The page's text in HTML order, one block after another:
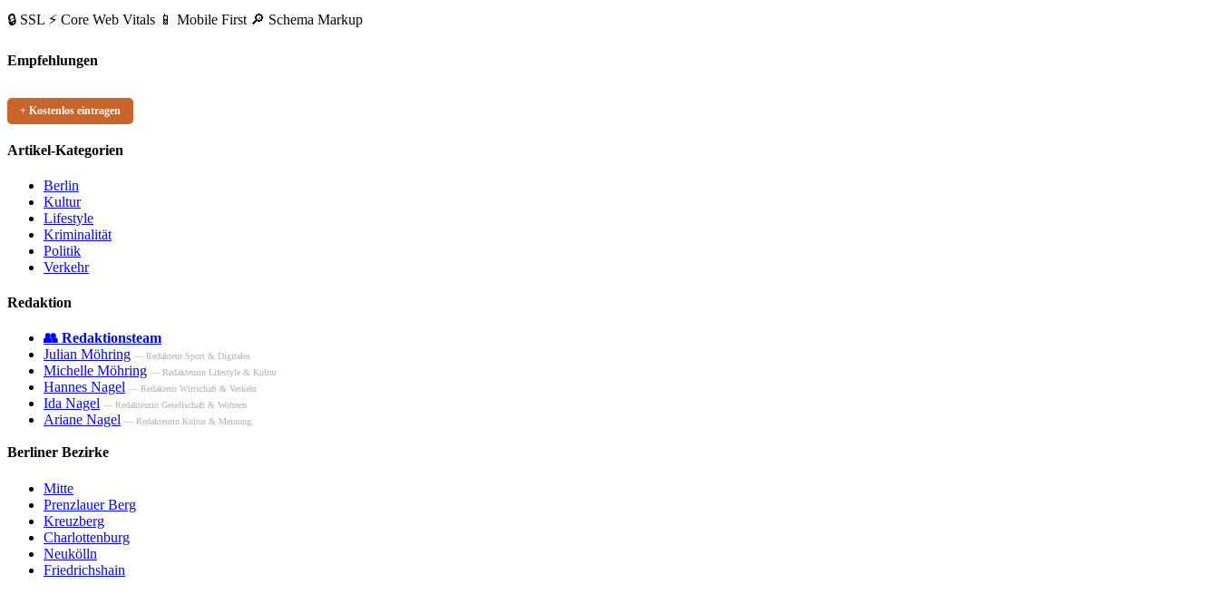
🔒 SSL ⚡ Core Web Vitals 📱 Mobile First 🔎 Schema Markup
Empfehlungen
+ Kostenlos eintragen
Artikel-Kategorien
Berlin
Kultur
Lifestyle
Kriminalität
Politik
Verkehr
Redaktion
👥 Redaktionsteam
Julian Möhring — Redakteur Sport & Digitales
Michelle Möhring — Redakteurin Lifestyle & Kultur
Hannes Nagel — Redakteur Wirtschaft & Verkehr
Ida Nagel — Redakteurin Gesellschaft & Wohnen
Ariane Nagel — Redakteurin Kultur & Meinung
Berliner Bezirke
Mitte
Prenzlauer Berg
Kreuzberg
Charlottenburg
Neukölln
Friedrichshain